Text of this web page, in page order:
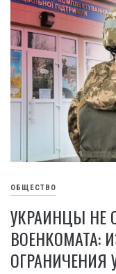
ОБЩЕСТВО
УКРАИНЦЫ НЕ
ВОЕНКОМАТА:
ОГРАНИЧЕНИЯ